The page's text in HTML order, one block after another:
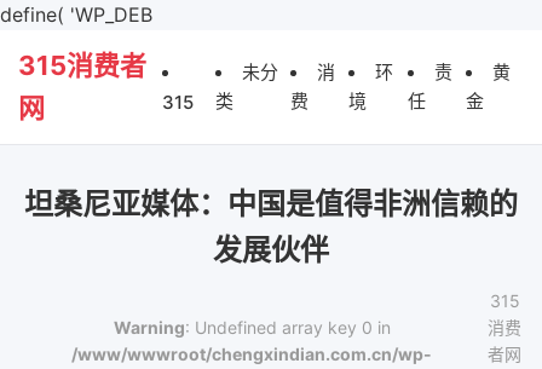
define( 'WP_DEB
315消费者
网
315
未分
类
消
费
环
境
责
任
黄
金
坦桑尼亚媒体：中国是值得非洲信赖的
发展伙伴
Warning: Undefined array key 0 in
/www/wwwroot/chengxindian.com.cn/wp-
315
消费
者网